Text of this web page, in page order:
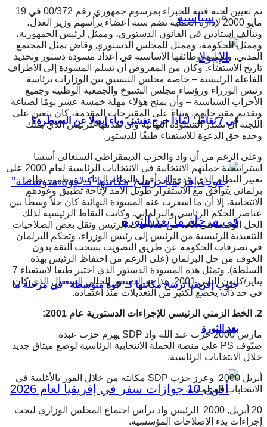
سياسية
في 7 نقاط.. لماذا خرج تفشي وباء إيبولا عن السيطرة؟
جنوب إفريقيا ترسخ مكانتها كـ”قوة متوسطة” في مرحلة ما
بعد الثورة
تم تعيين لجنة فنية للخبراء بمرسوم جمهوري رقم 00/372 في 19
مايو 2000 لإدارة العملية تضم ستة اعضاء يرأسهم وزير العدل،
وتتألف استاذين في القانون الدستوري، وممثل لرئيس الجمهورية،
وممثل للحكومة، وممثل للمجلس الدستوري وقاض يمثل المجتمع
المدني. وتمثلت وظائفها الأساسية في إعداد مسودة دستور وتحديد
تاريخ الاستفتاء. وكان من المفروض أن تسلم المسودة إلى الاطراف
الفاعلة الرئيسية – خاصة مجلس التنسيق بين الوزارات برئاسة
رئيس الوزراء ورؤساء مجلس الشيوخ والجمعية الوطنية وجميع
الأحزاب السياسية – وأن يمنح هؤلاء مهلة خمسة عشر يومًا لصياغة
وتقديم مقترحاتهم. وبناءً على المقترحات المقدمة، كان يتعين على
اللجنة أن تصدر المسودة النهائية وأن تقدمها للرئيس الذي يملك
وحده حق الدعوة للاستفتاء طبقًا للدستور.
وعلى الرغم من أن واد والحزب الديمقراطي السنغالي أسسا
استراتيجية حملتهم الانتخابية في الانتخابات الرئاسية لعام 2000 على
تغيير النظام الذي يؤدي إلى أفول النظام الرئاسي وظهور نظام
برلماني يتوافق مع الاستقرار طويل الأمد لإتاحة تطبيق وعودهم
الانتخابية، إلا أن ما أسفرت عنه المسودة النهائية كان حلاً وسطًا بين
عناصر الحكم الرئاسي والبرلماني. وكانت النقاط الرئيسية لذلك
الحل الوسط هي الحد من صلاحيات الرئيس ونقل بعض الصلاحيات
التنفيذية الرئيسية من الرئيس إلى رئيس الوزراء، وتحكم البرلمان
في تصرفات الحكومة عن طريق التصويت بسحب الثقة بدون
الخوف من حل البرلمان (على الرغم من احتفاظ الرئيس بهذه
السلطة). وتمثل هذه المسودة الدستور الذي اختير طبقا لاستفتاء 7
يناير/كانون الثاني 2001. هذا هو الدستور الحالي السنغال الذي كان
في حد ذاته يخضع لكثير من التعديلات منذ اعتماده.
2. لخط الزمني الرئيسي للإجراءات الدستورية عام 2001:
مارس 2000 حزب عبد الله واد SDP يهزم حزب عبده
ضيّوف PS على منصة الحملة الانتخابية الرئاسية لوضع ميثاق جديد
خلال الانتخابات الرئاسية.
أبريل 2000 وعزز حزب SDP مكانته من خلال الفوز بالأغلبية في
الانتخابات البرلمانية.
20 أبريل, 2000 الرئيس واد يرأس اجتماع المجلس الوزاري لبحث
إجراءات بدء الإصلاحات المؤسسية.